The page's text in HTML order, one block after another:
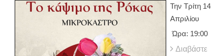
Την Τρίτη 14
Απριλίου
Ώρα: 19:00
Διαβάστε